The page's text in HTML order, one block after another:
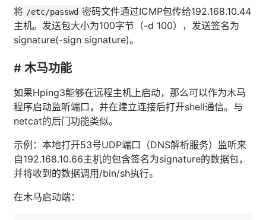
将 /etc/passwd 密码文件通过ICMP包传给192.168.10.44
主机。发送包大小为100字节（-d 100），发送签名为
signature(-sign signature)。
# 木马功能
如果Hping3能够在远程主机上启动，那么可以作为木马
程序启动监听端口，并在建立连接后打开shell通信。与
netcat的后门功能类似。
示例：本地打开53号UDP端口（DNS解析服务）监听来
自192.168.10.66主机的包含签名为signature的数据包，
并将收到的数据调用/bin/sh执行。
在木马启动端：